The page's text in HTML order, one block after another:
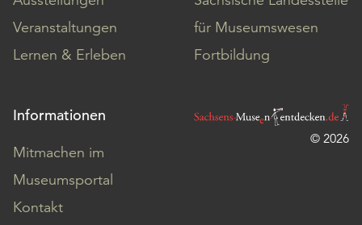
Veranstaltungen
Lernen & Erleben
für Museumswesen
Fortbildung
Informationen
Mitmachen im
Museumsportal
Kontakt
© 2026